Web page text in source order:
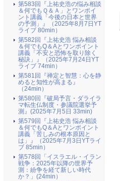
第583回『上祐史浩の悩み相談
＆何でもＱ＆Ａ」とワンポイ
ント講義「今後の日本と世界
の予測」』（2025年8月7日YT
ライブ 80min）
第582回『上祐史浩 悩み相談
＆何でもQ＆Aとワンポイント
講義「不安と恐怖を取り除く
秘訣」』（2025年7月24日YT
ライブ 74min）
第581回『禅定と智慧：心を静
めると知性が高まる』
（24min）
第580回『破局予言・ダライラ
マ転生仏制度・参議院選挙予
測』(2025年7月5日 33min)
第579回『上祐史浩 悩み相談
＆何でもQ＆Aとワンポイント
講義「苦しみの根本原因と
は」』（2025年7月3日YTライ
ブ 85min）
第578回「イスラエル・イラン
戦争：2025年以降の世界予
測：紛争を経て新しい時代
か？」(24min）